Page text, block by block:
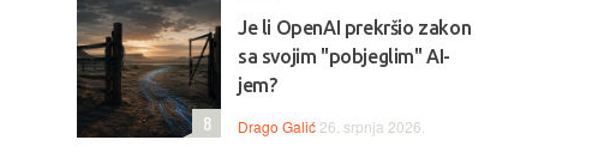
Je li OpenAI prekršio zakon
sa svojim "pobjeglim" AI-
jem?
Drago Galić 26. srpnja 2026.
8